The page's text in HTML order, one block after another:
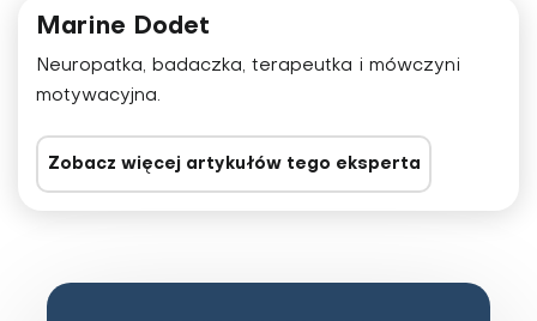
Marine Dodet
Neuropatka, badaczka, terapeutka i mówczyni
motywacyjna.
Zobacz więcej artykułów tego eksperta